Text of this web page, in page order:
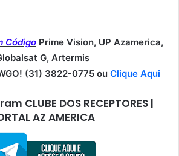
Código Prime Vision, UP Azamerica,
G, Artermis
(31) 3822-0775 ou Clique Aqui
CLUBE DOS RECEPTORES |
AZ AMERICA